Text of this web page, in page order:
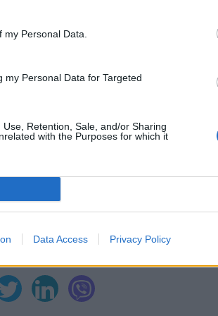
Personal Data.
Personal Data for Targeted
Retention, Sale, and/or Sharing
with the Purposes for which it
Data Access Privacy Policy
Последвайте ни във